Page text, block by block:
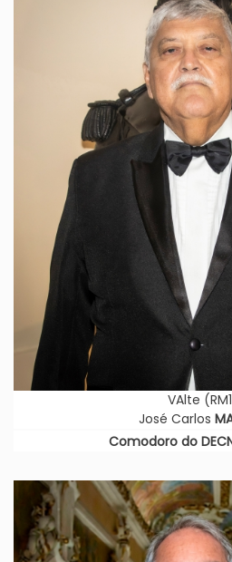
VAlte
José Carlos
Comodoro do
Imagem